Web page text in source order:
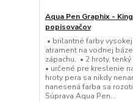
Aqua Pen Graphix -
popisovačov
• brilantné farby
atrament na vodnej
zápachu, • 2 hroty,
• určené pre kreslenie
hroty pera sa nikdy
nanesená farba sa
Súprava Aqua Pen...